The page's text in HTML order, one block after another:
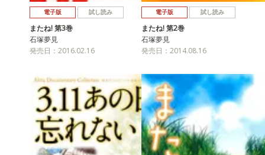
電子版 試し読み
またね! 第3巻
石塚夢見
発売日：2016.02.16
電子版 試し読み
またね! 第2巻
石塚夢見
発売日：2014.08.16